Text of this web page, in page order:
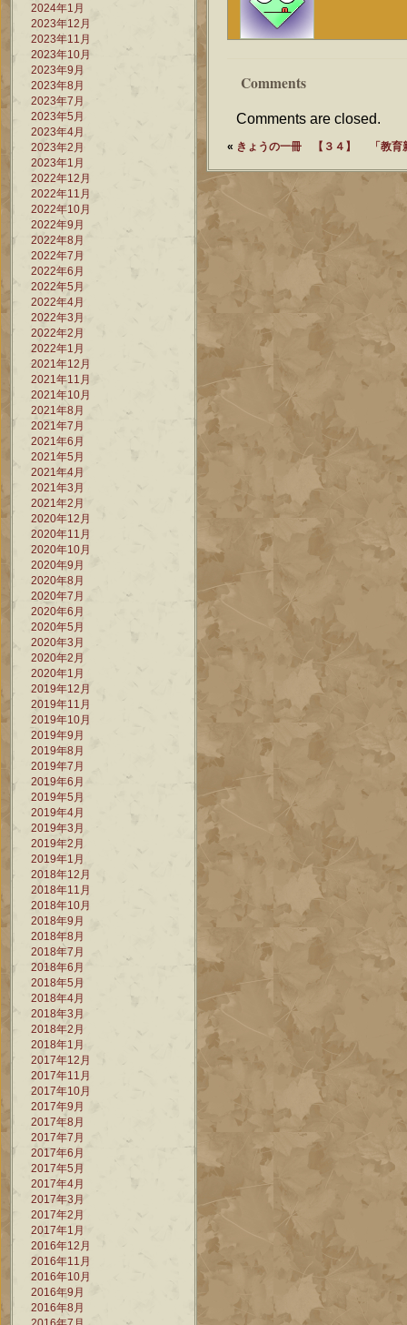
2024年1月
2023年12月
2023年11月
2023年10月
2023年9月
2023年8月
2023年7月
2023年5月
2023年4月
2023年2月
2023年1月
2022年12月
2022年11月
2022年10月
2022年9月
2022年8月
2022年7月
2022年6月
2022年5月
2022年4月
2022年3月
2022年2月
2022年1月
2021年12月
2021年11月
2021年10月
2021年8月
2021年7月
2021年6月
2021年5月
2021年4月
2021年3月
2021年2月
2020年12月
2020年11月
2020年10月
2020年9月
2020年8月
2020年7月
2020年6月
2020年5月
2020年3月
2020年2月
2020年1月
2019年12月
2019年11月
2019年10月
2019年9月
2019年8月
2019年7月
2019年6月
2019年5月
2019年4月
2019年3月
2019年2月
2019年1月
2018年12月
2018年11月
2018年10月
2018年9月
2018年8月
2018年7月
2018年6月
2018年5月
2018年4月
2018年3月
2018年2月
2018年1月
2017年12月
2017年11月
2017年10月
2017年9月
2017年8月
2017年7月
2017年6月
2017年5月
2017年4月
2017年3月
2017年2月
2017年1月
2016年12月
2016年11月
2016年10月
2016年9月
2016年8月
Comments
Comments are closed.
« きょうの一冊 【３４】 「教